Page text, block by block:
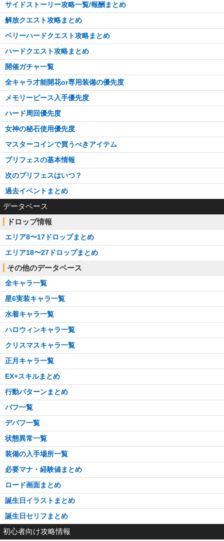
サイドストーリー攻略一覧/報酬まとめ
解放クエスト攻略まとめ
ベリーハードクエスト攻略まとめ
ハードクエスト攻略まとめ
開催ガチャ一覧
全キャラ才能開花or専用装備の優先度
メモリーピース入手優先度
ハード周回優先度
女神の秘石使用優先度
マスターコインで買うべきアイテム
プリフェスの基本情報
次のプリフェスはいつ？
過去イベントまとめ
データベース
ドロップ情報
エリア8〜17ドロップまとめ
エリア18〜27ドロップまとめ
その他のデータベース
全キャラ一覧
星6実装キャラ一覧
水着キャラ一覧
ハロウィンキャラ一覧
クリスマスキャラ一覧
正月キャラ一覧
EX+スキルまとめ
行動パターンまとめ
バフ一覧
デバフ一覧
状態異常一覧
装備の入手場所一覧
必要マナ・経験値まとめ
ロード画面まとめ
誕生日イラストまとめ
誕生日セリフまとめ
初心者向け攻略情報